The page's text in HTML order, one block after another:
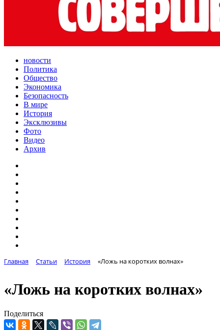
новости
Политика
Общество
Экономика
Безопасность
В мире
История
Эксклюзивы
Фото
Видео
Архив
Главная Статьи История «Ложь на коротких волнах»
«Ложь на коротких волнах»
Поделиться